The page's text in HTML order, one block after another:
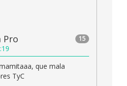
15
Pro
que mala
TyC